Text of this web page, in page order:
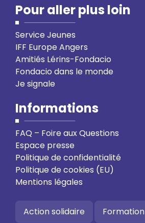
Pour aller plus loin
Service Jeunes
IFF Europe Angers
Amitiés Lérins-Fondacio
Fondacio dans le monde
Je signale
Informations
FAQ – Foire aux Questions
Espace presse
Politique de confidentialité
Politique de cookies (EU)
Mentions légales
Action solidaire Formation